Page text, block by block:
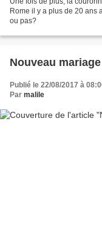
Rome il y a plus de 20 ans
ou pas?
Nouveau mariage
Publié le 22/08/2017 à
Par malile